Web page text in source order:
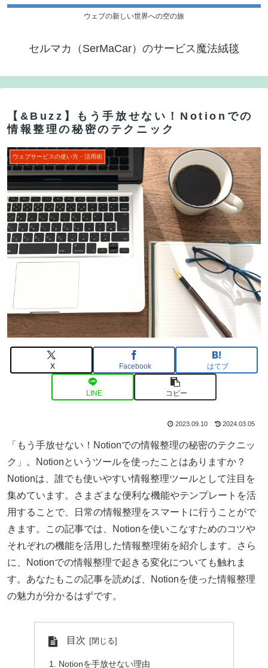
ウェブの新しい世界への空の旅
セルマカ（SerMaCar）のサービス魔法絨毯
【&Buzz】もう手放せない！Notionでの
情報整理の秘密のテクニック
ウェブサービスの使い方・活用術
X Facebook はてブ
LINE コピー
2023.09.10 2024.03.05
「もう手放せない！Notionでの情報整理の秘密のテクニッ
ク」。Notionというツールを使ったことはありますか？
Notionは、誰でも使いやすい情報整理ツールとして注目を
集めています。さまざまな便利な機能やテンプレートを活
用することで、日常の情報整理をスマートに行うことがで
きます。この記事では、Notionを使いこなすためのコツや
それぞれの機能を活用した情報整理術を紹介します。さら
に、Notionでの情報整理で起きる変化についても触れま
す。あなたもこの記事を読めば、Notionを使った情報整理
の魅力が分かるはずです。
目次
Notionを手放せない理由